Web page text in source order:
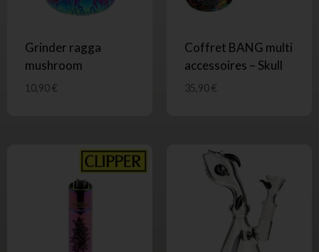
Grinder ragga
mushroom
10,90€
Coffret BANG multi
accessoires – Skull
35,90€